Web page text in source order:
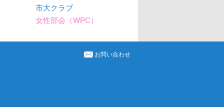
市大クラブ
女性部会（WPC）
お問い合わせ